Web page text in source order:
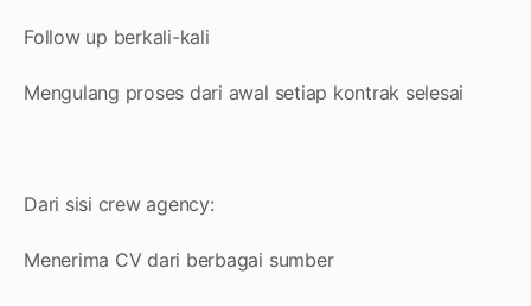
Follow up berkali-kali
Mengulang proses dari awal setiap kontrak selesai
Dari sisi crew agency:
Menerima CV dari berbagai sumber